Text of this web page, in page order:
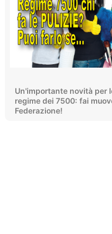
Un'importante novità per
regime dei 7500: fai
Federazione!